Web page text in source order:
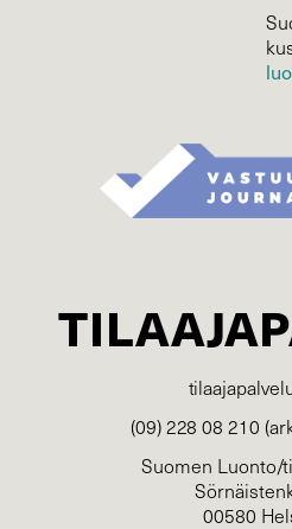
(09) 228 08 210
Suomen Luonto/
00580